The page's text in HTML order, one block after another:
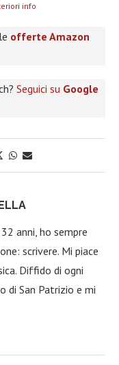
info
offerte Amazon
Seguici su Google
anni, ho sempre
scrivere. Mi piace
Diffido di ogni
di San Patrizio e mi